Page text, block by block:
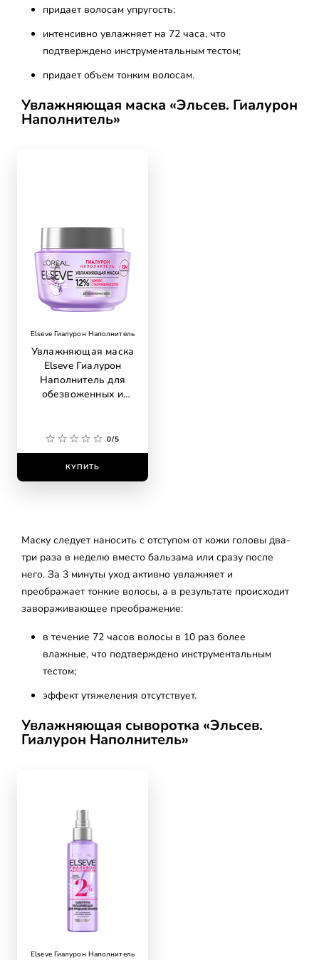
придает волосам упругость;
интенсивно увлажняет на 72 часа, что
подтверждено инструментальным тестом;
придает объем тонким волосам.
Увлажняющая маска «Эльсев. Гиалурон
Наполнитель»
Elseve Гиалурон Наполнитель
Увлажняющая маска
Elseve Гиалурон
Наполнитель для
обезвоженных и
кислотой 0/5
КУПИТЬ
Маску следует наносить с отступом от кожи головы два-
три раза в неделю вместо бальзама или сразу после
него. За 3 минуты уход активно увлажняет и
преображает тонкие волосы, а в результате происходит
завораживающее преображение:
в течение 72 часов волосы в 10 раз более
влажные, что подтверждено инструментальным
тестом;
эффект утяжеления отсутствует.
Увлажняющая сыворотка «Эльсев.
Гиалурон Наполнитель»
Elseve Гиалурон Наполнитель